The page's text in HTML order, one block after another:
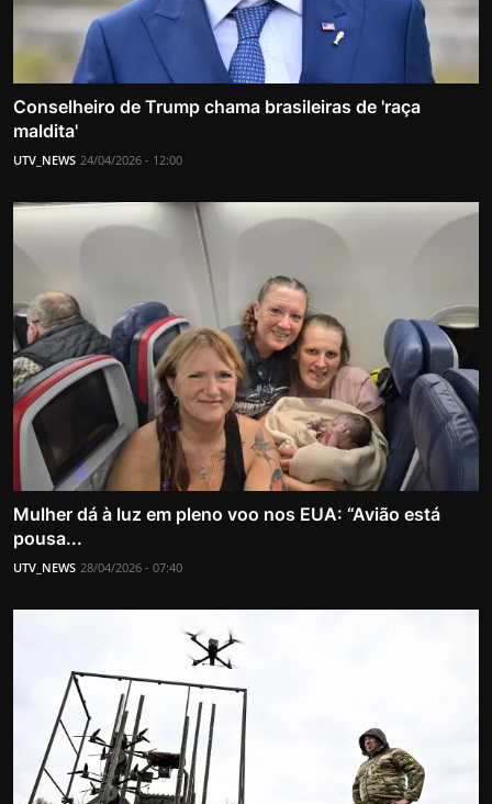
Conselheiro de Trump chama brasileiras de 'raça
maldita'
UTV_NEWS 24/04/2026 - 12:00
Mulher dá à luz em pleno voo nos EUA: “Avião está
pousa...
UTV_NEWS 28/04/2026 - 07:40